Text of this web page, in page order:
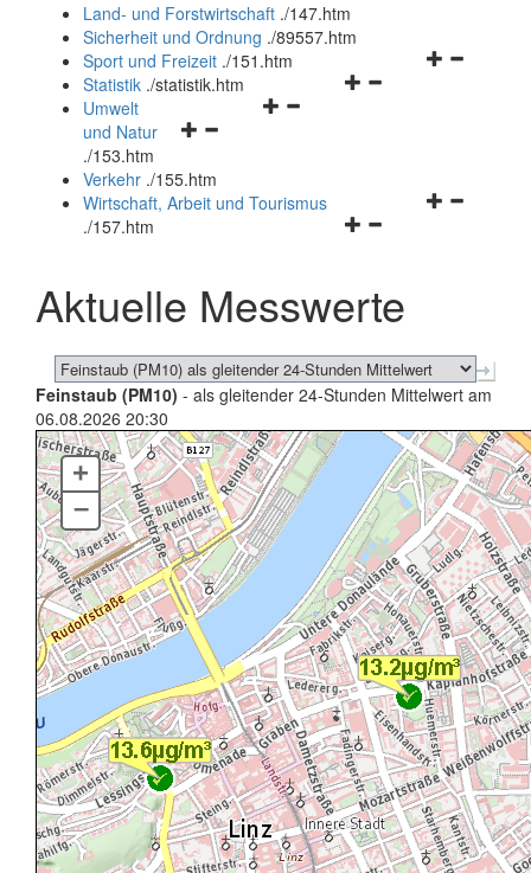
und
schließen
Land- und Forstwirtschaft ./147.htm
Sicherheit und Ordnung ./89557.htm
Navigationsmenü
Sport und Freizeit ./151.htm
Navigationsmenü
Statistik ./statistik.htm
Navigationsmenü
und
schließen
Umwelt
und Natur
./153.htm
Verkehr ./155.htm
Navigationsmenü
schließen
Wirtschaft, Arbeit und Tourismus
./157.htm
Aktuelle Messwerte
Feinstaub (PM10) - als gleitender 24-Stunden Mittelwert am
06.08.2026 20:30
+
–